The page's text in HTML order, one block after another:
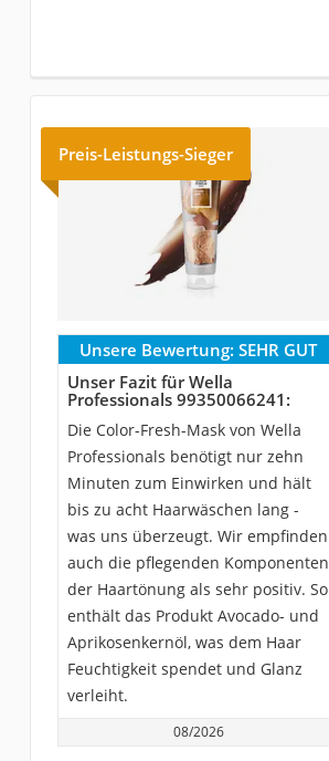
Preis-Leistungs-Sieger
Unsere Bewertung: SEHR GUT
Unser Fazit für Wella
Professionals 99350066241:
Die Color-Fresh-Mask von Wella
Professionals benötigt nur zehn
Minuten zum Einwirken und hält
bis zu acht Haarwäschen lang -
was uns überzeugt. Wir empfinden
auch die pflegenden Komponenten
der Haartönung als sehr positiv. So
enthält das Produkt Avocado- und
Aprikosenkernöl, was dem Haar
Feuchtigkeit spendet und Glanz
verleiht.
08/2026